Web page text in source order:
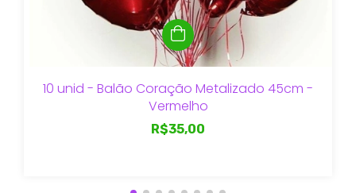
10 unid - Balão Coração Metalizado 45cm -
Vermelho
R$35,00